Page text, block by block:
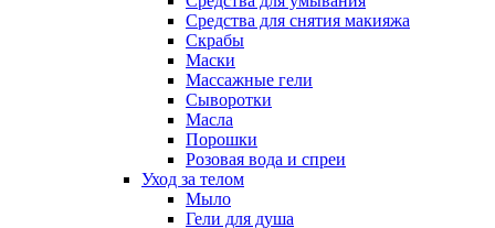
Средства для снятия макияжа
Скрабы
Маски
Массажные гели
Сыворотки
Масла
Порошки
Розовая вода и спреи
Уход за телом
Мыло
Гели для душа